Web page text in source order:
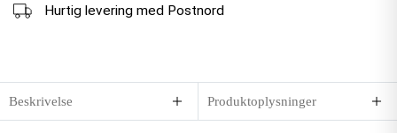
Hurtig levering med Postnord
Beskrivelse Produktoplysninger